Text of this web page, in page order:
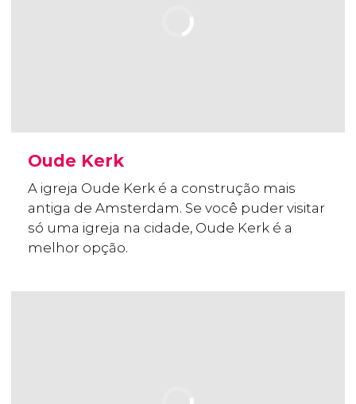
Oude Kerk
A igreja Oude Kerk é a construção mais
antiga de Amsterdam. Se você puder visitar
só uma igreja na cidade, Oude Kerk é a
melhor opção.